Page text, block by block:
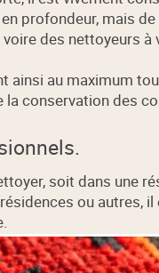
profondeur, mais
des nettoyeurs
au maximum
conservation des
soit dans une
ou autres,